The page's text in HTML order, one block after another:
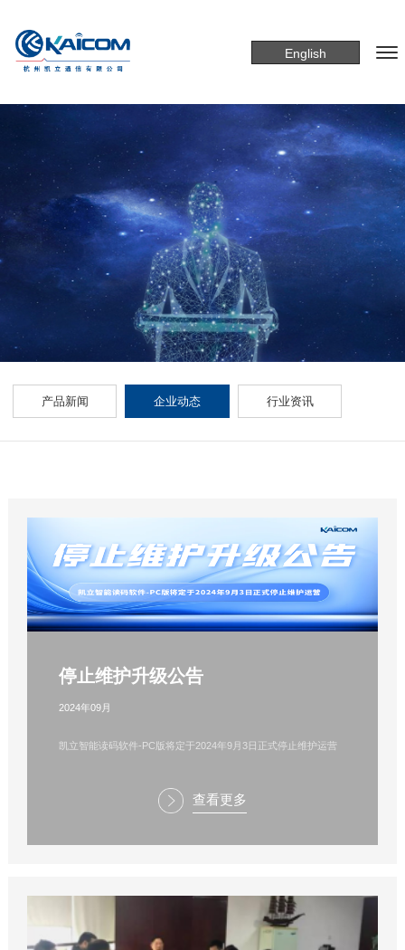
English
产品新闻 企业动态 行业资讯
停止维护升级公告
2024年09月
凯立智能读码软件-PC版将定于2024年9月3日正式停止维护运营
查看更多